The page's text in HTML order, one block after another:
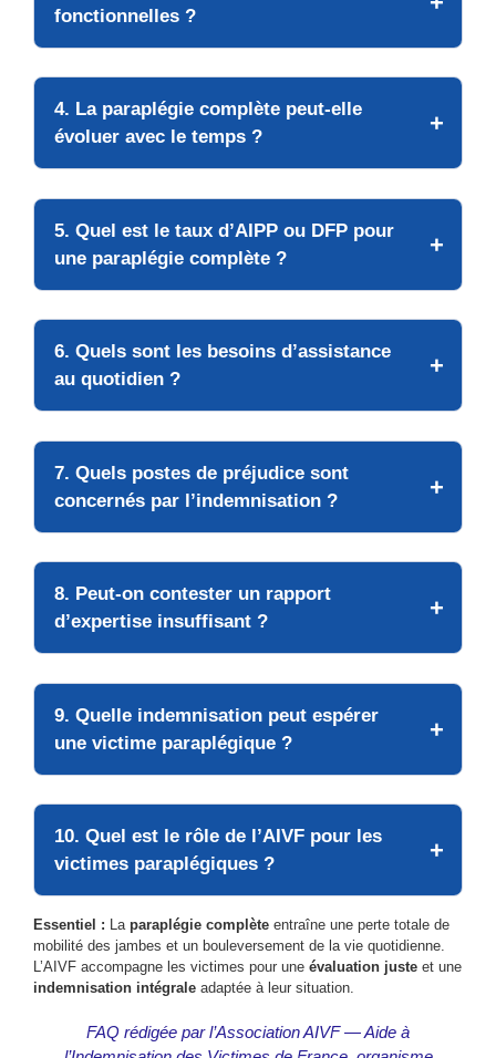
fonctionnelles ?
4. La paraplégie complète peut-elle
évoluer avec le temps ?
5. Quel est le taux d’AIPP ou DFP pour
une paraplégie complète ?
6. Quels sont les besoins d’assistance
au quotidien ?
7. Quels postes de préjudice sont
concernés par l’indemnisation ?
8. Peut-on contester un rapport
d’expertise insuffisant ?
9. Quelle indemnisation peut espérer
une victime paraplégique ?
10. Quel est le rôle de l’AIVF pour les
victimes paraplégiques ?
Essentiel : La paraplégie complète entraîne une perte totale de
mobilité des jambes et un bouleversement de la vie quotidienne.
L’AIVF accompagne les victimes pour une évaluation juste et une
indemnisation intégrale adaptée à leur situation.
FAQ rédigée par l’Association AIVF — Aide à